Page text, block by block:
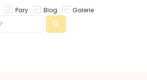
Pary Blog Galerie